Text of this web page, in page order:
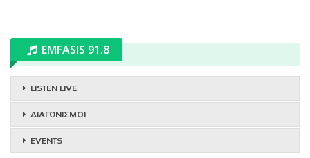
EMFASIS 91.8
LISTEN LIVE
ΔΙΑΓΩΝΙΣΜΟΙ
EVENTS